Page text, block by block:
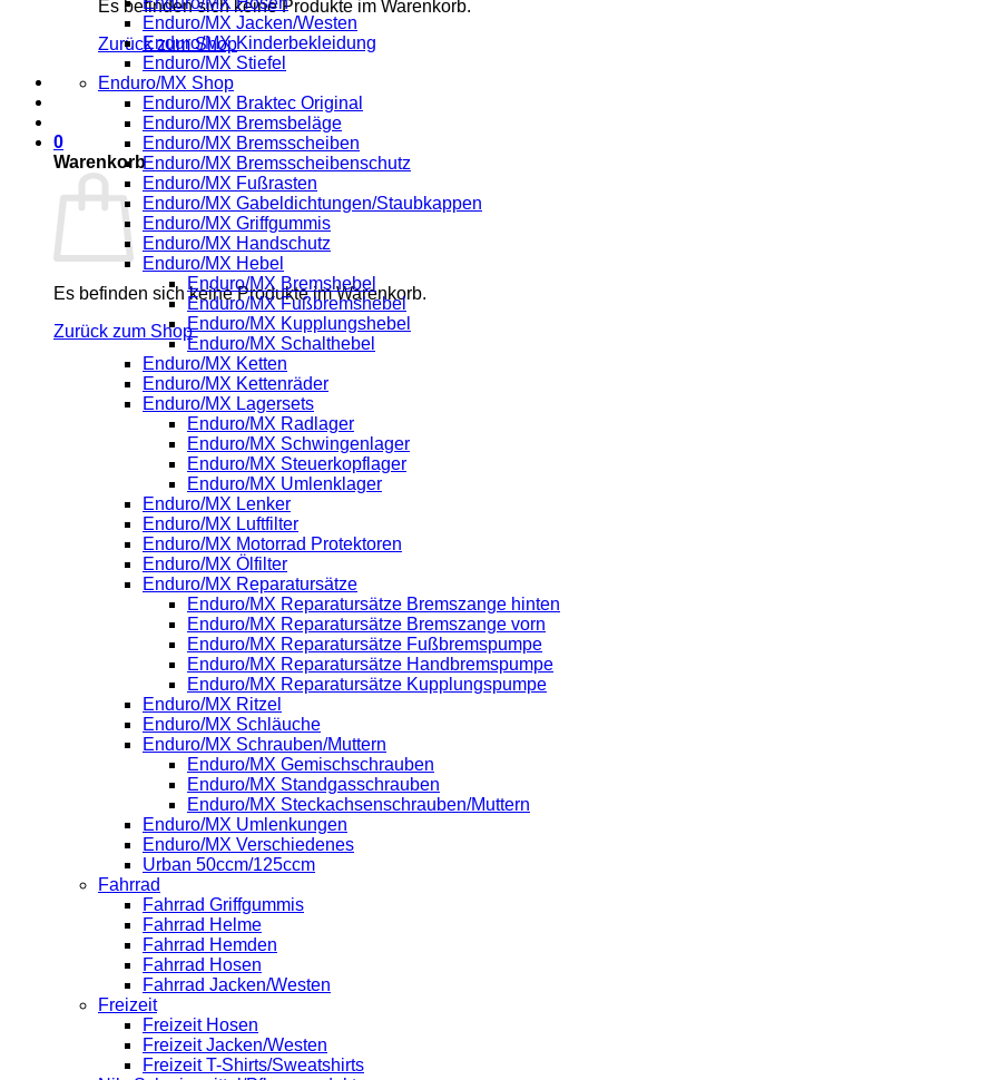
Es befinden sich keine Produkte im Warenkorb.
Zurück zum Shop
0
Warenkorb
Es befinden sich keine Produkte im Warenkorb.
Zurück zum Shop
Enduro/MX Jacken/Westen
Enduro/MX Kinderbekleidung
Enduro/MX Stiefel
Enduro/MX Shop
Enduro/MX Braktec Original
Enduro/MX Bremsbeläge
Enduro/MX Bremsscheiben
Enduro/MX Bremsscheibenschutz
Enduro/MX Fußrasten
Enduro/MX Gabeldichtungen/Staubkappen
Enduro/MX Griffgummis
Enduro/MX Handschutz
Enduro/MX Hebel
Enduro/MX Bremshebel
Enduro/MX Fußbremshebel
Enduro/MX Kupplungshebel
Enduro/MX Schalthebel
Enduro/MX Ketten
Enduro/MX Kettenräder
Enduro/MX Lagersets
Enduro/MX Radlager
Enduro/MX Schwingenlager
Enduro/MX Steuerkopflager
Enduro/MX Umlenklager
Enduro/MX Lenker
Enduro/MX Luftfilter
Enduro/MX Motorrad Protektoren
Enduro/MX Ölfilter
Enduro/MX Reparatursätze
Enduro/MX Reparatursätze Bremszange hinten
Enduro/MX Reparatursätze Bremszange vorn
Enduro/MX Reparatursätze Fußbremspumpe
Enduro/MX Reparatursätze Handbremspumpe
Enduro/MX Reparatursätze Kupplungspumpe
Enduro/MX Ritzel
Enduro/MX Schläuche
Enduro/MX Schrauben/Muttern
Enduro/MX Gemischschrauben
Enduro/MX Standgasschrauben
Enduro/MX Steckachsenschrauben/Muttern
Enduro/MX Umlenkungen
Enduro/MX Verschiedenes
Urban 50ccm/125ccm
Fahrrad
Fahrrad Griffgummis
Fahrrad Helme
Fahrrad Hemden
Fahrrad Hosen
Fahrrad Jacken/Westen
Freizeit
Freizeit Hosen
Freizeit Jacken/Westen
Freizeit T-Shirts/Sweatshirts